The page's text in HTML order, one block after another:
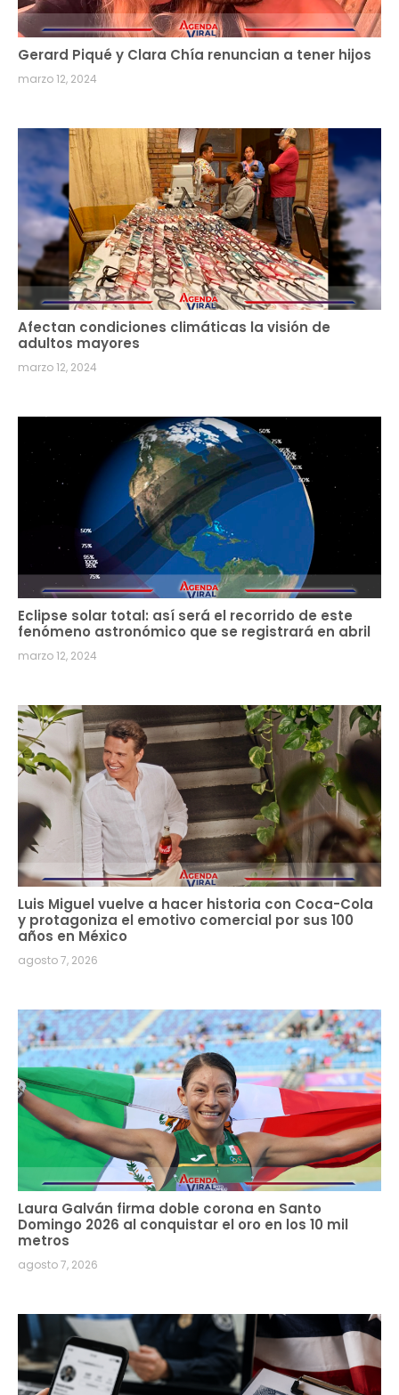
Gerard Piqué y Clara Chía renuncian a tener hijos
marzo 12, 2024
Afectan condiciones climáticas la visión de
adultos mayores
marzo 12, 2024
Eclipse solar total: así será el recorrido de este
fenómeno astronómico que se registrará en abril
marzo 12, 2024
Luis Miguel vuelve a hacer historia con Coca-Cola
y protagoniza el emotivo comercial por sus 100
años en México
agosto 7, 2026
Laura Galván firma doble corona en Santo
Domingo 2026 al conquistar el oro en los 10 mil
metros
agosto 7, 2026